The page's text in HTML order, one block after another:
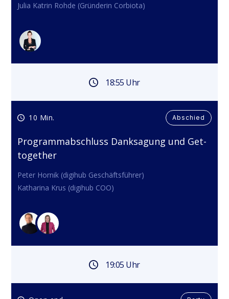
Julia Katrin Rohde (Gründerin Corbiota)
18:55 Uhr
10 Min. Abschied
Programmabschluss Danksagung und Get-
together
Peter Hornik (digihub Geschäftsführer)
Katharina Krus (digihub COO)
19:05 Uhr